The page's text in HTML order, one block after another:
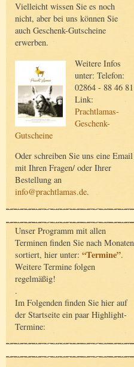
Vielleicht wissen Sie es noch
nicht, aber bei uns können Sie
auch Geschenk-Gutscheine
erwerben.
Weitere Infos
unter: Telefon:
02864 - 88 46 81
Link:
Prachtlamas-
Geschenk-
Gutscheine
Oder schreiben Sie uns eine Email
mit Ihren Fragen/ oder Ihrer
Bestellung an
info@prachtlamas.de.
Unser Programm mit allen
Terminen finden Sie nach Monaten
sortiert, hier unter: “Termine”.
Weitere Termine folgen
regelmäßig!
.
Im Folgenden finden Sie hier auf
der Startseite ein paar Highlight-
Termine: